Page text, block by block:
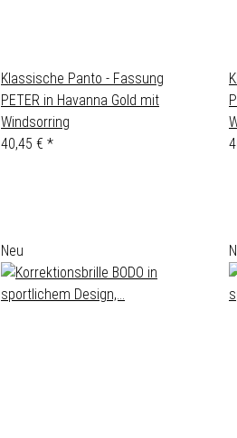
Klassische Panto - Fassung
PETER in Havanna Gold mit
Windsorring
40,45 € *
Neu